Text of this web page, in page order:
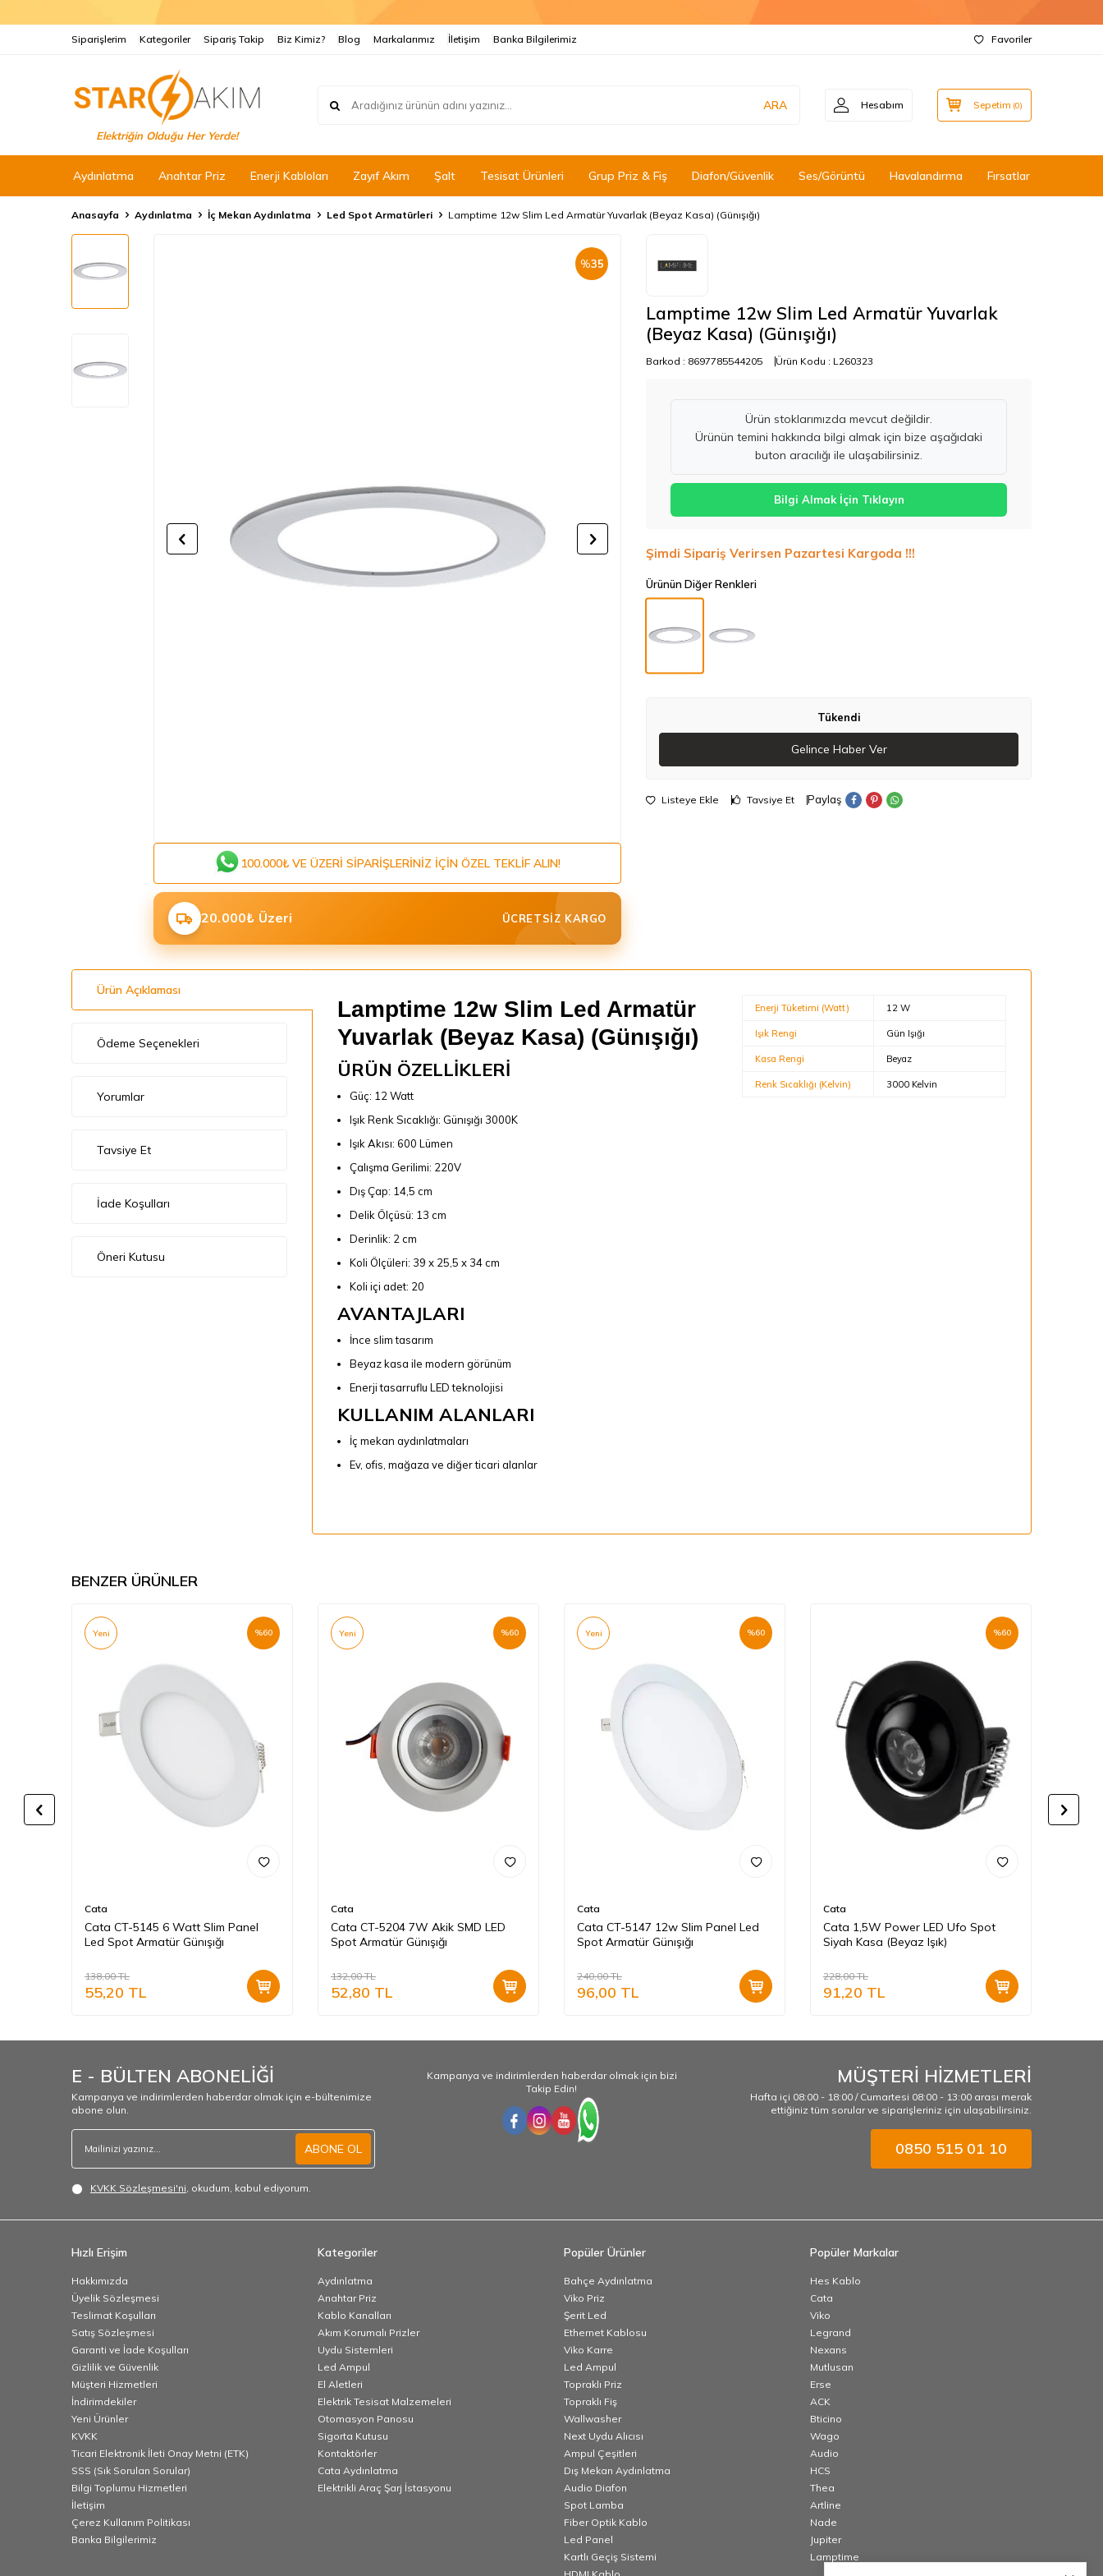
Siparişlerim Kategoriler Sipariş Takip Biz Kimiz? Blog Markalarımız İletişim Banka Bilgilerimiz Favoriler
Elektriğin Olduğu Her Yerde!
ARA Hesabım Sepetim (0)
Aydınlatma Anahtar Priz Enerji Kabloları Zayıf Akım Şalt Tesisat Ürünleri Grup Priz & Fiş Diafon/Güvenlik Ses/Görüntü Havalandırma Fırsatlar
Anasayfa Aydınlatma İç Mekan Aydınlatma Led Spot Armatürleri Lamptime 12w Slim Led Armatür Yuvarlak (Beyaz Kasa) (Günışığı)
%35
100.000₺ VE ÜZERI SIPARIŞLERINIZ IÇIN ÖZEL TEKLIF ALIN!
20.000₺ Üzeri ÜCRETSIZ KARGO
Lamptime 12w Slim Led Armatür Yuvarlak
(Beyaz Kasa) (Günışığı)
Barkod : 8697785544205 Ürün Kodu : L260323
Ürün stoklarımızda mevcut değildir.
Ürünün temini hakkında bilgi almak için bize aşağıdaki
buton aracılığı ile ulaşabilirsiniz.
Bilgi Almak İçin Tıklayın
Şimdi Sipariş Verirsen Pazartesi Kargoda !!!
Ürünün Diğer Renkleri
Tükendi
Gelince Haber Ver
Listeye Ekle Tavsiye Et Paylaş
Ürün Açıklaması
Ödeme Seçenekleri
Yorumlar
Tavsiye Et
İade Koşulları
Öneri Kutusu
Lamptime 12w Slim Led Armatür
Yuvarlak (Beyaz Kasa) (Günışığı)
ÜRÜN ÖZELLİKLERİ
Güç: 12 Watt
Işık Renk Sıcaklığı: Günışığı 3000K
Işık Akısı: 600 Lümen
Çalışma Gerilimi: 220V
Dış Çap: 14,5 cm
Delik Ölçüsü: 13 cm
Derinlik: 2 cm
Koli Ölçüleri: 39 x 25,5 x 34 cm
Koli içi adet: 20
AVANTAJLARI
İnce slim tasarım
Beyaz kasa ile modern görünüm
Enerji tasarruflu LED teknolojisi
KULLANIM ALANLARI
İç mekan aydınlatmaları
Ev, ofis, mağaza ve diğer ticari alanlar
Enerji Tüketimi (Watt) 12 W
Işık Rengi Gün Işığı
Kasa Rengi Beyaz
Renk Sıcaklığı (Kelvin) 3000 Kelvin
BENZER ÜRÜNLER
%60
Yeni
Cata
Cata CT-5145 6 Watt Slim Panel
Led Spot Armatür Günışığı
138,00TL
55,20 TL
%60
Yeni
Cata
Cata CT-5204 7W Akik SMD LED
Spot Armatür Günışığı
132,00TL
52,80 TL
%60
Yeni
Cata
Cata CT-5147 12w Slim Panel Led
Spot Armatür Günışığı
240,00TL
96,00 TL
%60
Cata
Cata 1,5W Power LED Ufo Spot
Siyah Kasa (Beyaz Işık)
228,00TL
91,20 TL
E - BÜLTEN ABONELİĞİ
Kampanya ve indirimlerden haberdar olmak için e-bültenimize
abone olun.
ABONE OL
KVKK Sözleşmesi'ni, okudum, kabul ediyorum.
Kampanya ve indirimlerden haberdar olmak için bizi
Takip Edin!
MÜŞTERİ HİZMETLERİ
Hafta içi 08:00 - 18:00 / Cumartesi 08:00 - 13:00 arası merak
ettiğiniz tüm sorular ve siparişleriniz için ulaşabilirsiniz.
0850 515 01 10
Hızlı Erişim
Hakkımızda
Üyelik Sözleşmesi
Teslimat Koşulları
Satış Sözleşmesi
Garanti ve İade Koşulları
Gizlilik ve Güvenlik
Müşteri Hizmetleri
İndirimdekiler
Yeni Ürünler
KVKK
Ticari Elektronik İleti Onay Metni (ETK)
SSS (Sık Sorulan Sorular)
Bilgi Toplumu Hizmetleri
İletişim
Çerez Kullanım Politikası
Banka Bilgilerimiz
Kategoriler
Aydınlatma
Anahtar Priz
Kablo Kanalları
Akım Korumalı Prizler
Uydu Sistemleri
Led Ampul
El Aletleri
Elektrik Tesisat Malzemeleri
Otomasyon Panosu
Sigorta Kutusu
Kontaktörler
Cata Aydınlatma
Elektrikli Araç Şarj İstasyonu
Popüler Ürünler
Bahçe Aydınlatma
Viko Priz
Şerit Led
Ethernet Kablosu
Viko Karre
Led Ampul
Topraklı Priz
Topraklı Fiş
Wallwasher
Next Uydu Alıcısı
Ampul Çeşitleri
Dış Mekan Aydınlatma
Audio Diafon
Spot Lamba
Fiber Optik Kablo
Led Panel
Kartlı Geçiş Sistemi
Popüler Markalar
Hes Kablo
Cata
Viko
Legrand
Nexans
Mutlusan
Erse
ACK
Bticino
Wago
Audio
HCS
Thea
Artline
Nade
Jupiter
Lamptime